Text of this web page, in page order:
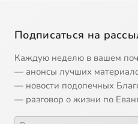
Подписаться на
Каждую неделю в вашем
— анонсы лучших
— новости подопечных
— разговор о жизни по